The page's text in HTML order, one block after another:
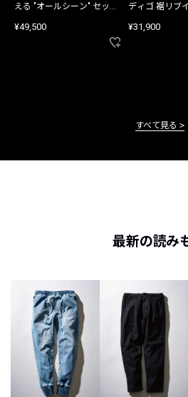
える "オールシーン" セット
¥49,500
ディゴ 裾リブ
¥31,900
すべて見る
最新の読み